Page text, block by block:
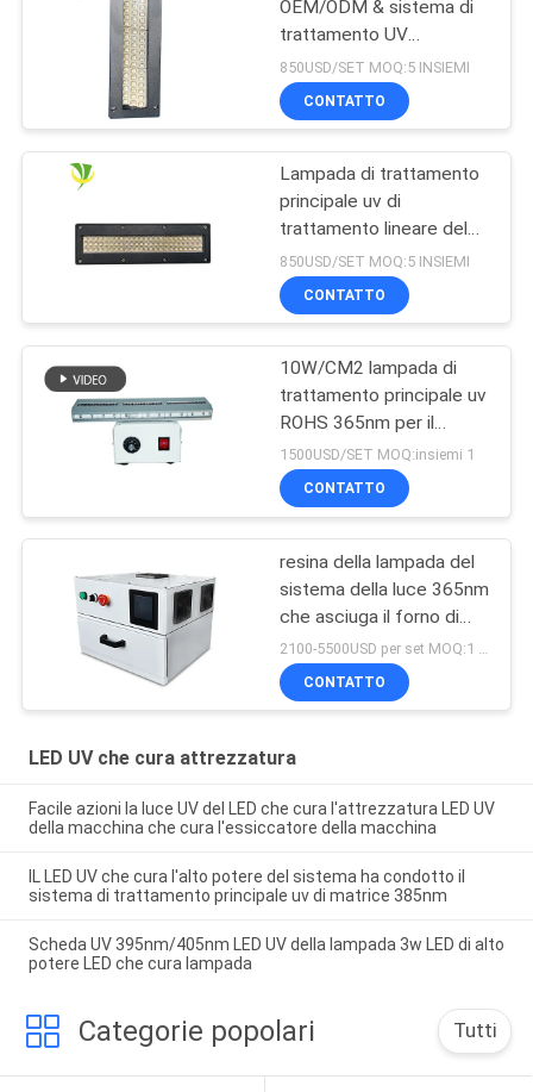
OEM/ODM & sistema di
trattamento UV
raffreddato ad acqua
sicuro di raffreddamento
ad acqua LED per la
offset
850USD/SET MOQ:5 INSIEMI
CONTATTO
Lampada di trattamento
principale uv di
trattamento lineare del
sistema 365nm 395nm
405nm di Shenzhen
1200w
850USD/SET MOQ:5 INSIEMI
CONTATTO
10W/CM2 lampada di
trattamento principale uv
ROHS 365nm per il
rivestimento della resina
1500USD/SET MOQ:insiemi 1
CONTATTO
resina della lampada del
sistema della luce 365nm
che asciuga il forno di
trattamento principale uv
della scatola 405nm
2100-5500USD per set MOQ:1 insieme
CONTATTO
LED UV che cura attrezzatura
Facile azioni la luce UV del LED che cura l'attrezzatura LED UV
della macchina che cura l'essiccatore della macchina
IL LED UV che cura l'alto potere del sistema ha condotto il
sistema di trattamento principale uv di matrice 385nm
Scheda UV 395nm/405nm LED UV della lampada 3w LED di alto
potere LED che cura lampada
Categorie popolari Tutti